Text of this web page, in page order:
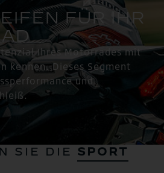
Ihres Motorrades mit
kennen. Dieses Segment
und
SIE DIE SPORT